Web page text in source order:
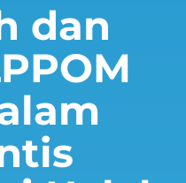
dan